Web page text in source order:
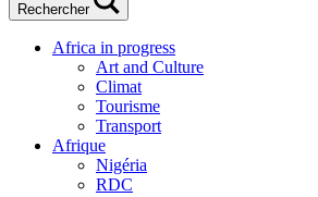
Rechercher
Africa in progress
Art and Culture
Climat
Tourisme
Transport
Afrique
Nigéria
RDC